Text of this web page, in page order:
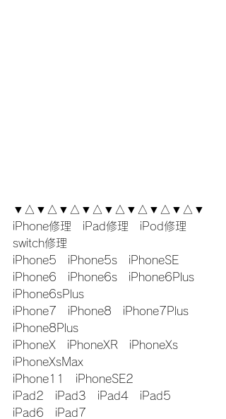
▼△▼△▼△▼△▼△▼△▼△▼△▼
iPhone修理　iPad修理　iPod修理
switch修理
iPhone5　iPhone5s　iPhoneSE
iPhone6　iPhone6s　iPhone6Plus
iPhone6sPlus
iPhone7　iPhone8　iPhone7Plus
iPhone8Plus
iPhoneX　iPhoneXR　iPhoneXs
iPhoneXsMax
iPhone11　iPhoneSE2
iPad2　iPad3　iPad4　iPad5
iPad6　iPad7